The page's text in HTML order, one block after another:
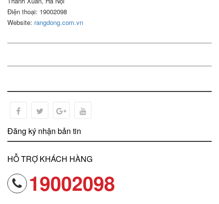
Điện thoại: 19002098
Website: rangdong.com.vn
Đăng ký nhận bản tin
HỖ TRỢ KHÁCH HÀNG
19002098